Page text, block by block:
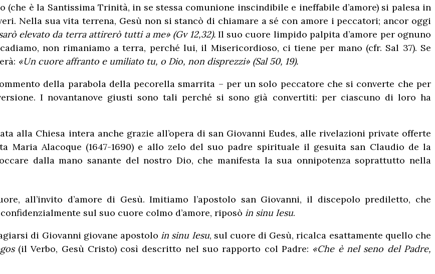
è la Santissima Trinità, in se stessa comunione inscindibile e ineffabile d’amore) si palesa in
Nella sua vita terrena, Gesù non si stancò di chiamare a sé con amore i peccatori; ancor oggi
elevato da terra attirerò tutti a me» (Gv 12,32).Il suo cuore limpido palpita d’amore per ognuno
non rimaniamo a terra, perché lui, il Misericordioso, ci tiene per mano (cfr. Sal 37). Se
«Un cuore affranto e umiliato tu, o Dio, non disprezzi» (Sal 50, 19).
della parabola della pecorella smarrita – per un solo peccatore che si converte che per
I novantanove giusti sono tali perché si sono già convertiti: per ciascuno di loro ha
alla Chiesa intera anche grazie all’opera di san Giovanni Eudes, alle rivelazioni private offerte
Maria Alacoque (1647-1690) e allo zelo del suo padre spirituale il gesuita san Claudio de la
dalla mano sanante del nostro Dio, che manifesta la sua onnipotenza soprattutto nella
all’invito d’amore di Gesù. Imitiamo l’apostolo san Giovanni, il discepolo prediletto, che
sul suo cuore colmo d’amore, riposò in sinu Iesu.
di Giovanni giovane apostolo in sinu Iesu, sul cuore di Gesù, ricalca esattamente quello che
(il Verbo, Gesù Cristo) così descritto nel suo rapporto col Padre: «Che è nel seno del Padre,